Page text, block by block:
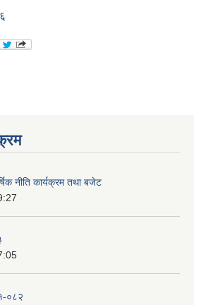
नीति कार्यक्रम तथा बजेट
०८२